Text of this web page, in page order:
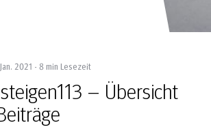
2021 - 8 min Lesezeit
– Übersicht